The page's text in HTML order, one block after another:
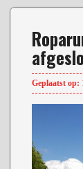
Geplaatst op: